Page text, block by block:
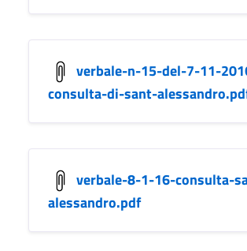
verbale-n-15-del-7-11-
consulta-di-sant-
verbale-8-1-16-consulta-
alessandro.pdf